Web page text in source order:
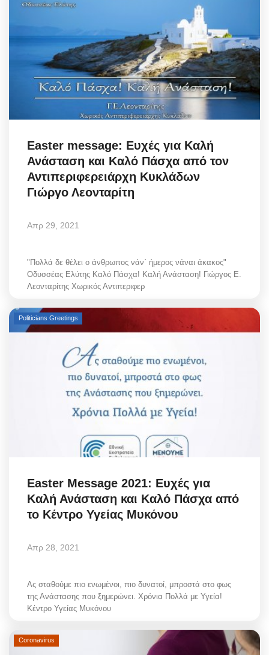
Easter message: Ευχές για Καλή
Ανάσταση και Καλό Πάσχα από τον
Αντιπεριφερειάρχη Κυκλάδων
Γιώργο Λεονταρίτη
Απρ 29, 2021
"Πολλά δε θέλει ο άνθρωπος νάν΄ ήμερος νάναι άκακος"
Οδυσσέας Ελύτης Καλό Πάσχα! Καλή Ανάσταση! Γιώργος Ε.
Λεονταρίτης Χωρικός Αντιπεριφερ
Politicians Greetings
Easter Message 2021: Ευχές για
Καλή Ανάσταση και Καλό Πάσχα από
το Κέντρο Υγείας Μυκόνου
Απρ 28, 2021
Ας σταθούμε πιο ενωμένοι, πιο δυνατοί, μπροστά στο φως
της Ανάστασης που ξημερώνει. Χρόνια Πολλά με Υγεία!
Κέντρο Υγείας Μυκόνου
Coronavirus